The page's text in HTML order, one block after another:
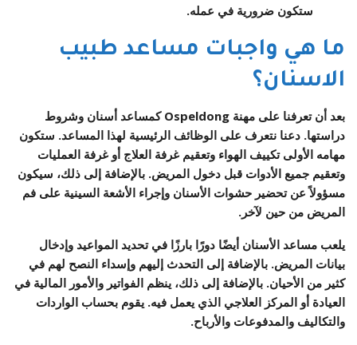
ستكون ضرورية في عمله.
ما هي واجبات مساعد طبيب
الاسنان؟
بعد أن تعرفنا على مهنة Ospeldong كمساعد أسنان وشروط
دراستها. دعنا نتعرف على الوظائف الرئيسية لهذا المساعد. ستكون
مهامه الأولى تكييف الهواء وتعقيم غرفة العلاج أو غرفة العمليات
وتعقيم جميع الأدوات قبل دخول المريض. بالإضافة إلى ذلك، سيكون
مسؤولاً عن تحضير حشوات الأسنان وإجراء الأشعة السينية على فم
المريض من حين لآخر.
يلعب مساعد الأسنان أيضًا دورًا بارزًا في تحديد المواعيد وإدخال
بيانات المريض. بالإضافة إلى التحدث إليهم وإسداء النصح لهم في
كثير من الأحيان. بالإضافة إلى ذلك، ينظم الفواتير والأمور المالية في
العيادة أو المركز العلاجي الذي يعمل فيه. يقوم بحساب الواردات
والتكاليف والمدفوعات والأرباح.